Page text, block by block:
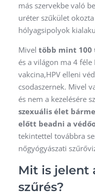
más szervekbe való
uréter szűkület
hólyagsipolyok
Mivel több mint 100
és a világon ma 4
vakcina,HPV elleni
csodaszernek. Mivel
és nem a kezelésére
szexuális élet
előtt beadni a
tekintettel továbbra
nőgyógyászati
Mit is jelent
szűrés?